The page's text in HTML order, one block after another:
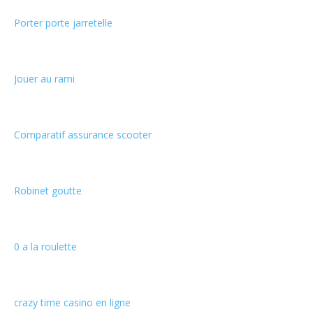
Porter porte jarretelle
Jouer au rami
Comparatif assurance scooter
Robinet goutte
0 a la roulette
crazy time casino en ligne